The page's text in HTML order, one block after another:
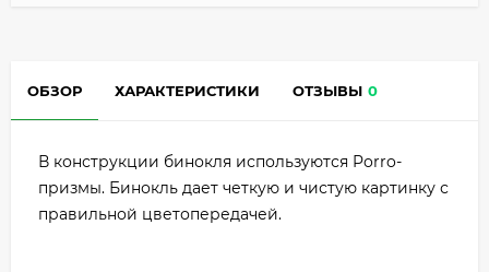
ОБЗОР ХАРАКТЕРИСТИКИ ОТЗЫВЫ 0
В конструкции бинокля используются Porro-
призмы. Бинокль дает четкую и чистую картинку с
правильной цветопередачей.